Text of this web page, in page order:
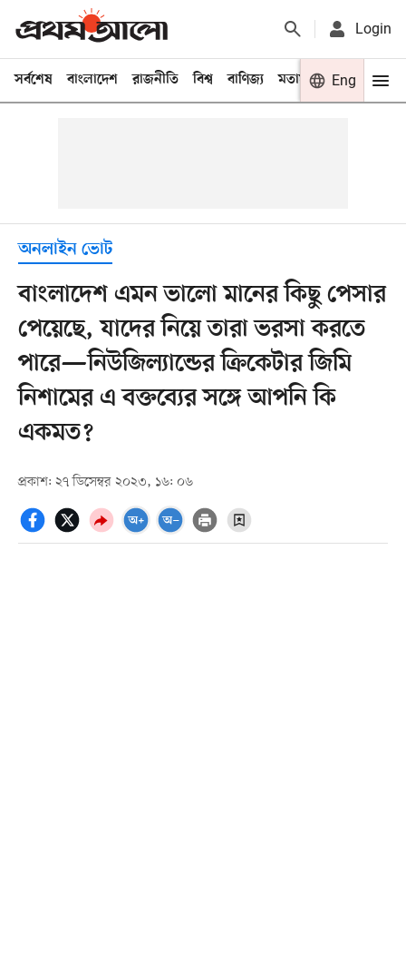
Login
সর্বশেষ বাংলাদেশ রাজনীতি বিশ্ব বাণিজ্য মতামত খেলা
Eng
অনলাইন ভোট
বাংলাদেশ এমন ভালো মানের কিছু পেসার
পেয়েছে, যাদের নিয়ে তারা ভরসা করতে
পারে—নিউজিল্যান্ডের ক্রিকেটার জিমি
নিশামের এ বক্তব্যের সঙ্গে আপনি কি
একমত?
প্রকাশ: ২৭ ডিসেম্বর ২০২৩, ১৬: ০৬